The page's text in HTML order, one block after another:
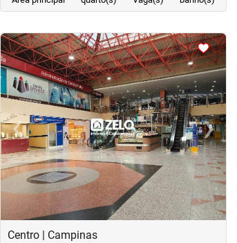
<<<<
‹Previous ›Next
Centro | Campinas